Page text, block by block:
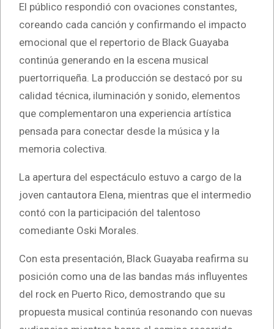
El público respondió con ovaciones constantes,
coreando cada canción y confirmando el impacto
emocional que el repertorio de Black Guayaba
continúa generando en la escena musical
puertorriqueña. La producción se destacó por su
calidad técnica, iluminación y sonido, elementos
que complementaron una experiencia artística
pensada para conectar desde la música y la
memoria colectiva.
La apertura del espectáculo estuvo a cargo de la
joven cantautora Elena, mientras que el intermedio
contó con la participación del talentoso
comediante Oski Morales.
Con esta presentación, Black Guayaba reafirma su
posición como una de las bandas más influyentes
del rock en Puerto Rico, demostrando que su
propuesta musical continúa resonando con nuevas